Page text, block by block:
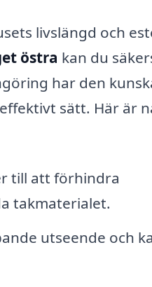
livslängd och
östra kan du
har den
sätt. Här är
till att förhindra
takmaterialet.
utseende och